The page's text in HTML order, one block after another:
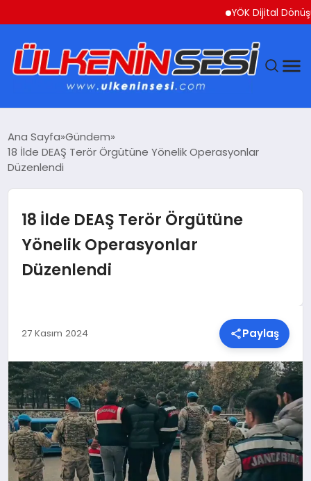
YÖK Dijital Dönüşüm
EKONOMI
SAĞLIK
TEKNOLOJI
YAŞAM
MALATYA HABERLERI
Ana Sayfa Gündem
18 İlde DEAŞ Terör Örgütüne Yönelik Operasyonlar
Düzenlendi
18 İlde DEAŞ Terör Örgütüne
Yönelik Operasyonlar
Düzenlendi
27 Kasım 2024 Paylaş